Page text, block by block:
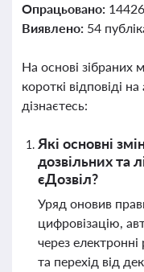
Опрацьовано:
Виявлено: 54
На основі зібраних
короткі відповіді
дізнаєтесь:
Які основні
дозвільних та
єДозвіл?
Уряд оновив
цифровізацію,
через
та перехід від